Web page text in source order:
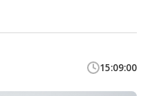
15:09:00